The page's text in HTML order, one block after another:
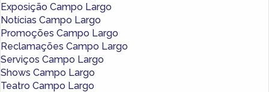
Exposição Campo Largo
Notícias Campo Largo
Promoções Campo Largo
Reclamações Campo Largo
Serviços Campo Largo
Shows Campo Largo
Teatro Campo Largo